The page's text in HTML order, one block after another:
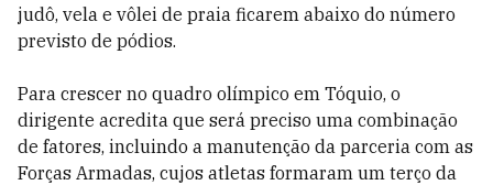
judô, vela e vôlei de praia ficarem abaixo do número
previsto de pódios.
Para crescer no quadro olímpico em Tóquio, o
dirigente acredita que será preciso uma combinação
de fatores, incluindo a manutenção da parceria com as
Forças Armadas, cujos atletas formaram um terço da